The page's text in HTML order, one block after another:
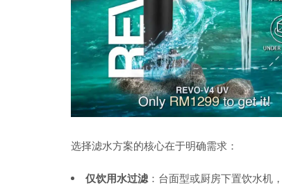
选择滤水方案的核心在于明确需求：
仅饮用水过滤：台面型或厨房下置饮水机